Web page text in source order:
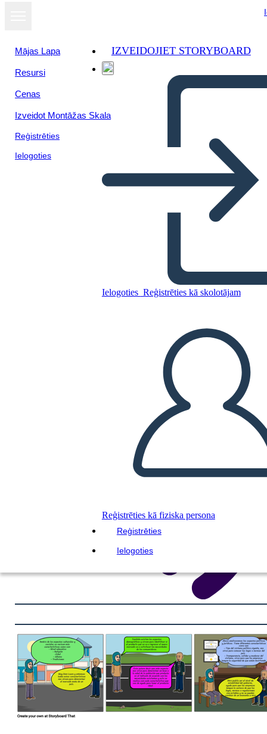
Mājas Lapa
Resursi
Cenas
Izveidot Montāžas Skala
Reģistrēties
Ielogoties
IZVEIDOJIET STORYBOARD
Ielogoties Reģistrēties kā skolotājam
Reģistrēties kā fiziska persona
Reģistrēties
Ielogoties
Kopējiet šo stāstu tabulu
ATSKAŅOT SLAIDRĀDI
IZLASI MAN
Skatīt kā
slaidrādi